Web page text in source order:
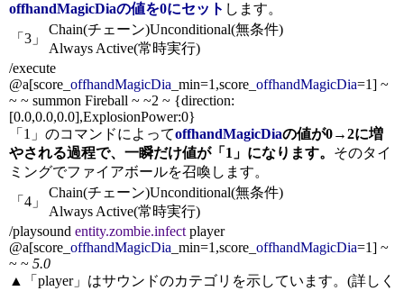
offhandMagicDiaの値を0にセット します。
「3」
Chain(チェーン)Unconditional(無条件)
Always Active(常時実行)
/execute
@a[score_ offhandMagicDia _min=1,score_ offhandMagicDia=1] ~
~ ~ summon Fireball ~ ~2 ~ {direction:
[0.0,0.0,0.0],ExplosionPower:0}
「1」のコマンドによってoffhandMagicDiaの値が0→2に増
やされる過程で、一瞬だけ値が「1」になります。 そのタイ
ミングでファイアボールを召喚します。
「4」
Chain(チェーン)Unconditional(無条件)
Always Active(常時実行)
/playsound entity.zombie.infect player
@a[score_ offhandMagicDia _min=1,score_ offhandMagicDia=1] ~
~ ~ 5.0
▲「player」はサウンドのカテゴリを示しています。(詳しく